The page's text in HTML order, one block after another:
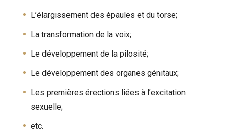
L’élargissement des épaules et du torse;
La transformation de la voix;
Le développement de la pilosité;
Le développement des organes génitaux;
Les premières érections liées à l’excitation
sexuelle;
etc.